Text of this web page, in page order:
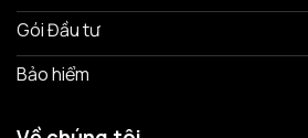
Gói Đầu tư
Bảo hiểm